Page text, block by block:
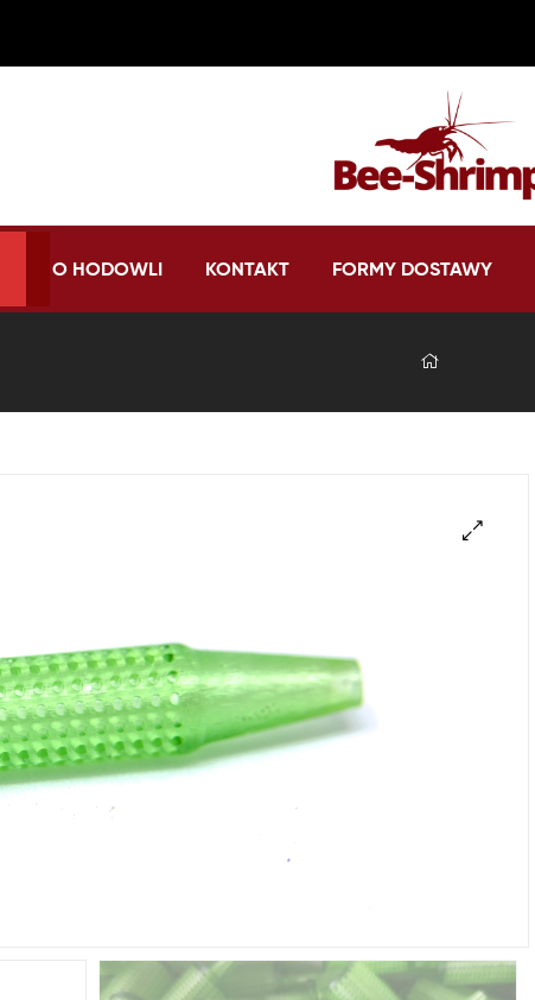
Bee-
Shrimp
Sklep
O HODOWLI KONTAKT FORMY DOSTAWY